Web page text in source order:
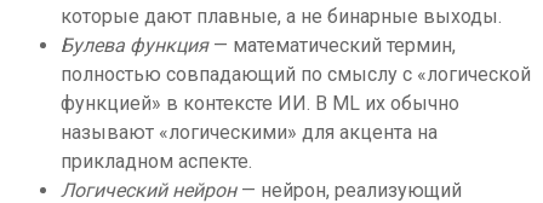
которые дают плавные, а не бинарные выходы.
Булева функция— математический термин,
полностью совпадающий по смыслу с «логической
функцией» в контексте ИИ. В ML их обычно
называют «логическими» для акцента на
прикладном аспекте.
Логический нейрон— нейрон, реализующий